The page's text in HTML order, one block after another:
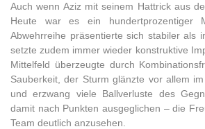
Auch wenn Aziz mit seinem Hattrick aus
Heute war es ein hundertprozentiger
Abwehrreihe präsentierte sich stabiler als
setzte zudem immer wieder konstruktive
Mittelfeld überzeugte durch
Sauberkeit, der Sturm glänzte vor allem
und erzwang viele Ballverluste des
damit nach Punkten ausgeglichen – die
Team deutlich anzusehen.